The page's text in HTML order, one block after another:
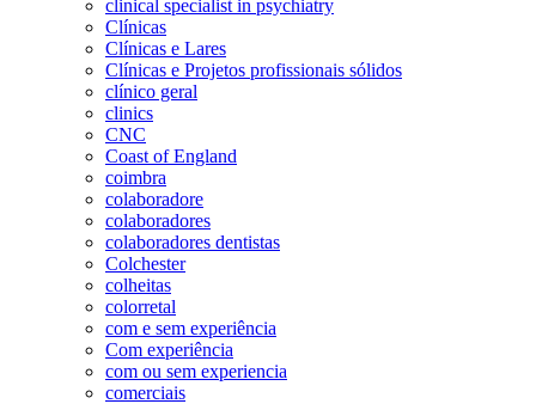
clinical specialist in psychiatry
Clínicas
Clínicas e Lares
Clínicas e Projetos profissionais sólidos
clínico geral
clinics
CNC
Coast of England
coimbra
colaboradore
colaboradores
colaboradores dentistas
Colchester
colheitas
colorretal
com e sem experiência
Com experiência
com ou sem experiencia
comerciais